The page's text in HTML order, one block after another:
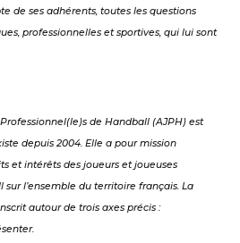
de ses adhérents, toutes les questions
professionnelles et sportives, qui lui sont
de Handball (AJPH) est
depuis 2004. Elle a pour mission
et intérêts des joueurs et joueuses
l’ensemble du territoire français. La
autour de trois axes précis :